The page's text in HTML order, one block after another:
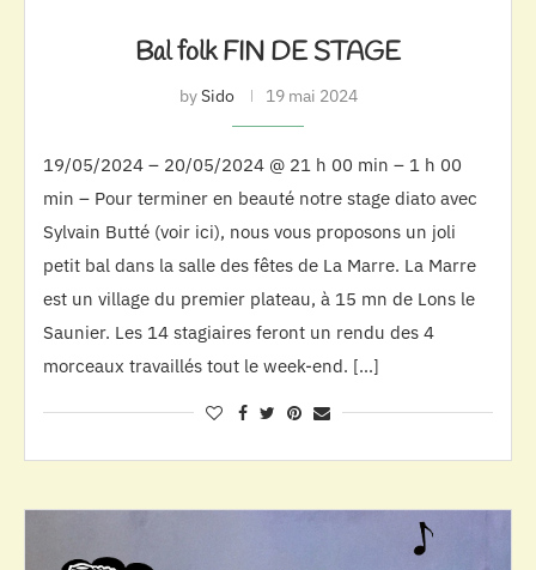
Bal folk FIN DE STAGE
bySido 19 mai 2024
19/05/2024 – 20/05/2024 @ 21 h 00 min – 1 h 00
min – Pour terminer en beauté notre stage diato avec
Sylvain Butté (voir ici), nous vous proposons un joli
petit bal dans la salle des fêtes de La Marre. La Marre
est un village du premier plateau, à 15 mn de Lons le
Saunier. Les 14 stagiaires feront un rendu des 4
morceaux travaillés tout le week-end. […]